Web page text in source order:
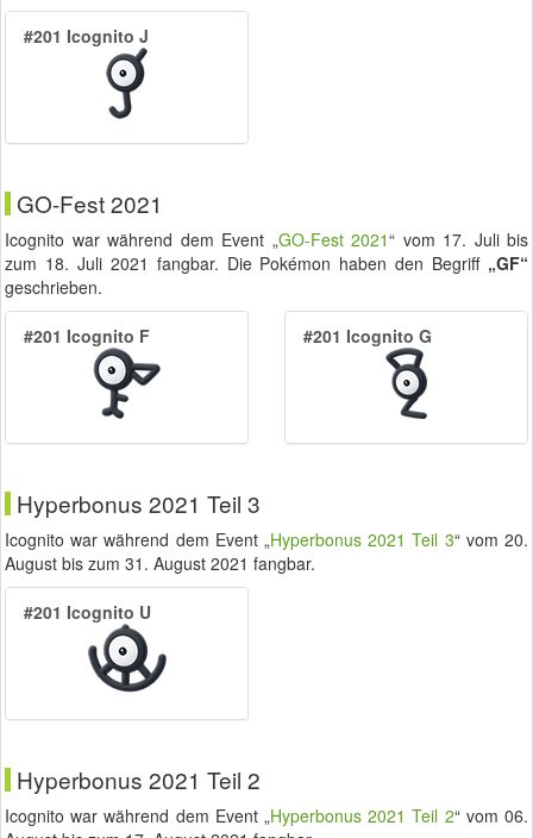
#201 Icognito J
GO-Fest 2021
Icognito war während dem Event „GO-Fest 2021“ vom 17. Julibis
zum 18. Juli 2021 fangbar. Die Pokémon haben den Begriff „GF“
geschrieben.
#201 Icognito F #201 Icognito G
Hyperbonus 2021 Teil 3
Icognito war während dem Event „Hyperbonus 2021 Teil 3“ vom20.
August bis zum 31. August 2021 fangbar.
#201 Icognito U
Hyperbonus 2021 Teil 2
Icognito war während dem Event „Hyperbonus 2021 Teil 2“ vom06.